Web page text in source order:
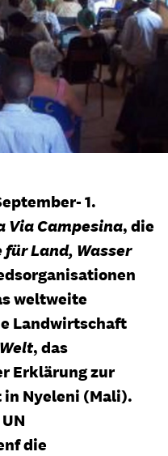
1.
Via Campesina, die
Land, Wasser
weltweite
Landwirtschaft
, das
Erklärung zur
Nyeleni (Mali).
die